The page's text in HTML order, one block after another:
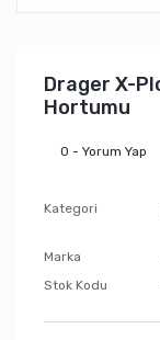
Drager X-
Hortumu
0 - Yorum Yap
Kategori
Marka
Stok Kodu